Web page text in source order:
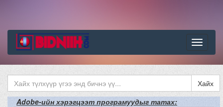
Цэс
Хайх
Adobe-ийн хэрэгцээт програмуудыг татах: